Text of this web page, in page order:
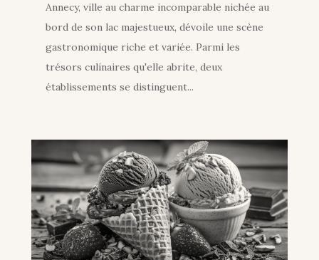
Annecy, ville au charme incomparable nichée au
bord de son lac majestueux, dévoile une scène
gastronomique riche et variée. Parmi les
trésors culinaires qu'elle abrite, deux
établissements se distinguent...